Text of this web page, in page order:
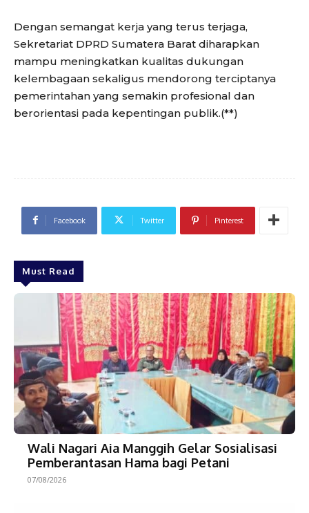
Dengan semangat kerja yang terus terjaga,
Sekretariat DPRD Sumatera Barat diharapkan
mampu meningkatkan kualitas dukungan
kelembagaan sekaligus mendorong terciptanya
pemerintahan yang semakin profesional dan
berorientasi pada kepentingan publik.(**)
Facebook Twitter Pinterest
Must Read
Wali Nagari Aia Manggih Gelar Sosialisasi
Pemberantasan Hama bagi Petani
07/08/2026